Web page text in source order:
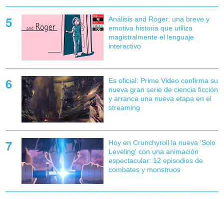
Análisis and Roger: una breve y
emotiva historia que utiliza
magistralmente el lenguaje
interactivo
Es oficial: Prime Video confirma su
nueva gran serie de ciencia ficción
y arranca una nueva etapa en el
streaming
Hoy en Crunchyroll la nueva 'Solo
Leveling' con una animación
espectacular: 12 episodios de
combates y monstruos